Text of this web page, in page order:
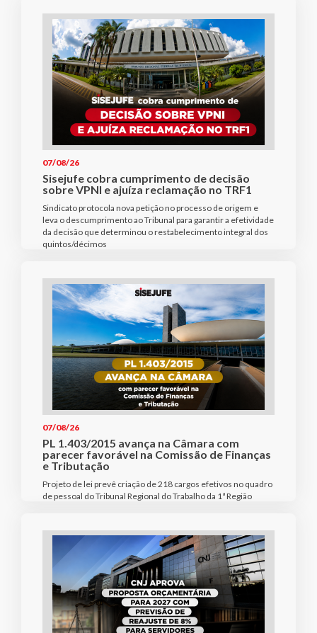
07/08/26
Sisejufe cobra cumprimento de decisão
sobre VPNI e ajuíza reclamação no TRF1
Sindicato protocola nova petição no processo de origem e
leva o descumprimento ao Tribunal para garantir a efetividade
da decisão que determinou o restabelecimento integral dos
quintos/décimos
07/08/26
PL 1.403/2015 avança na Câmara com
parecer favorável na Comissão de Finanças
e Tributação
Projeto de lei prevê criação de 218 cargos efetivos no quadro
de pessoal do Tribunal Regional do Trabalho da 1ª Região